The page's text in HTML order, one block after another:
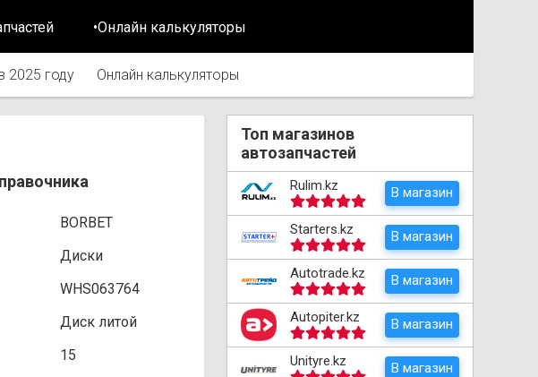
•Онлайн калькуляторы
2025 году Онлайн калькуляторы
BORBET
Диски
WHS063764
Диск литой
15
Топ магазинов
автозапчастей
Rulim.kz В магазин
Starters.kz В магазин
Autotrade.kz В магазин
Autopiter.kz В магазин
Unityre.kz В магазин